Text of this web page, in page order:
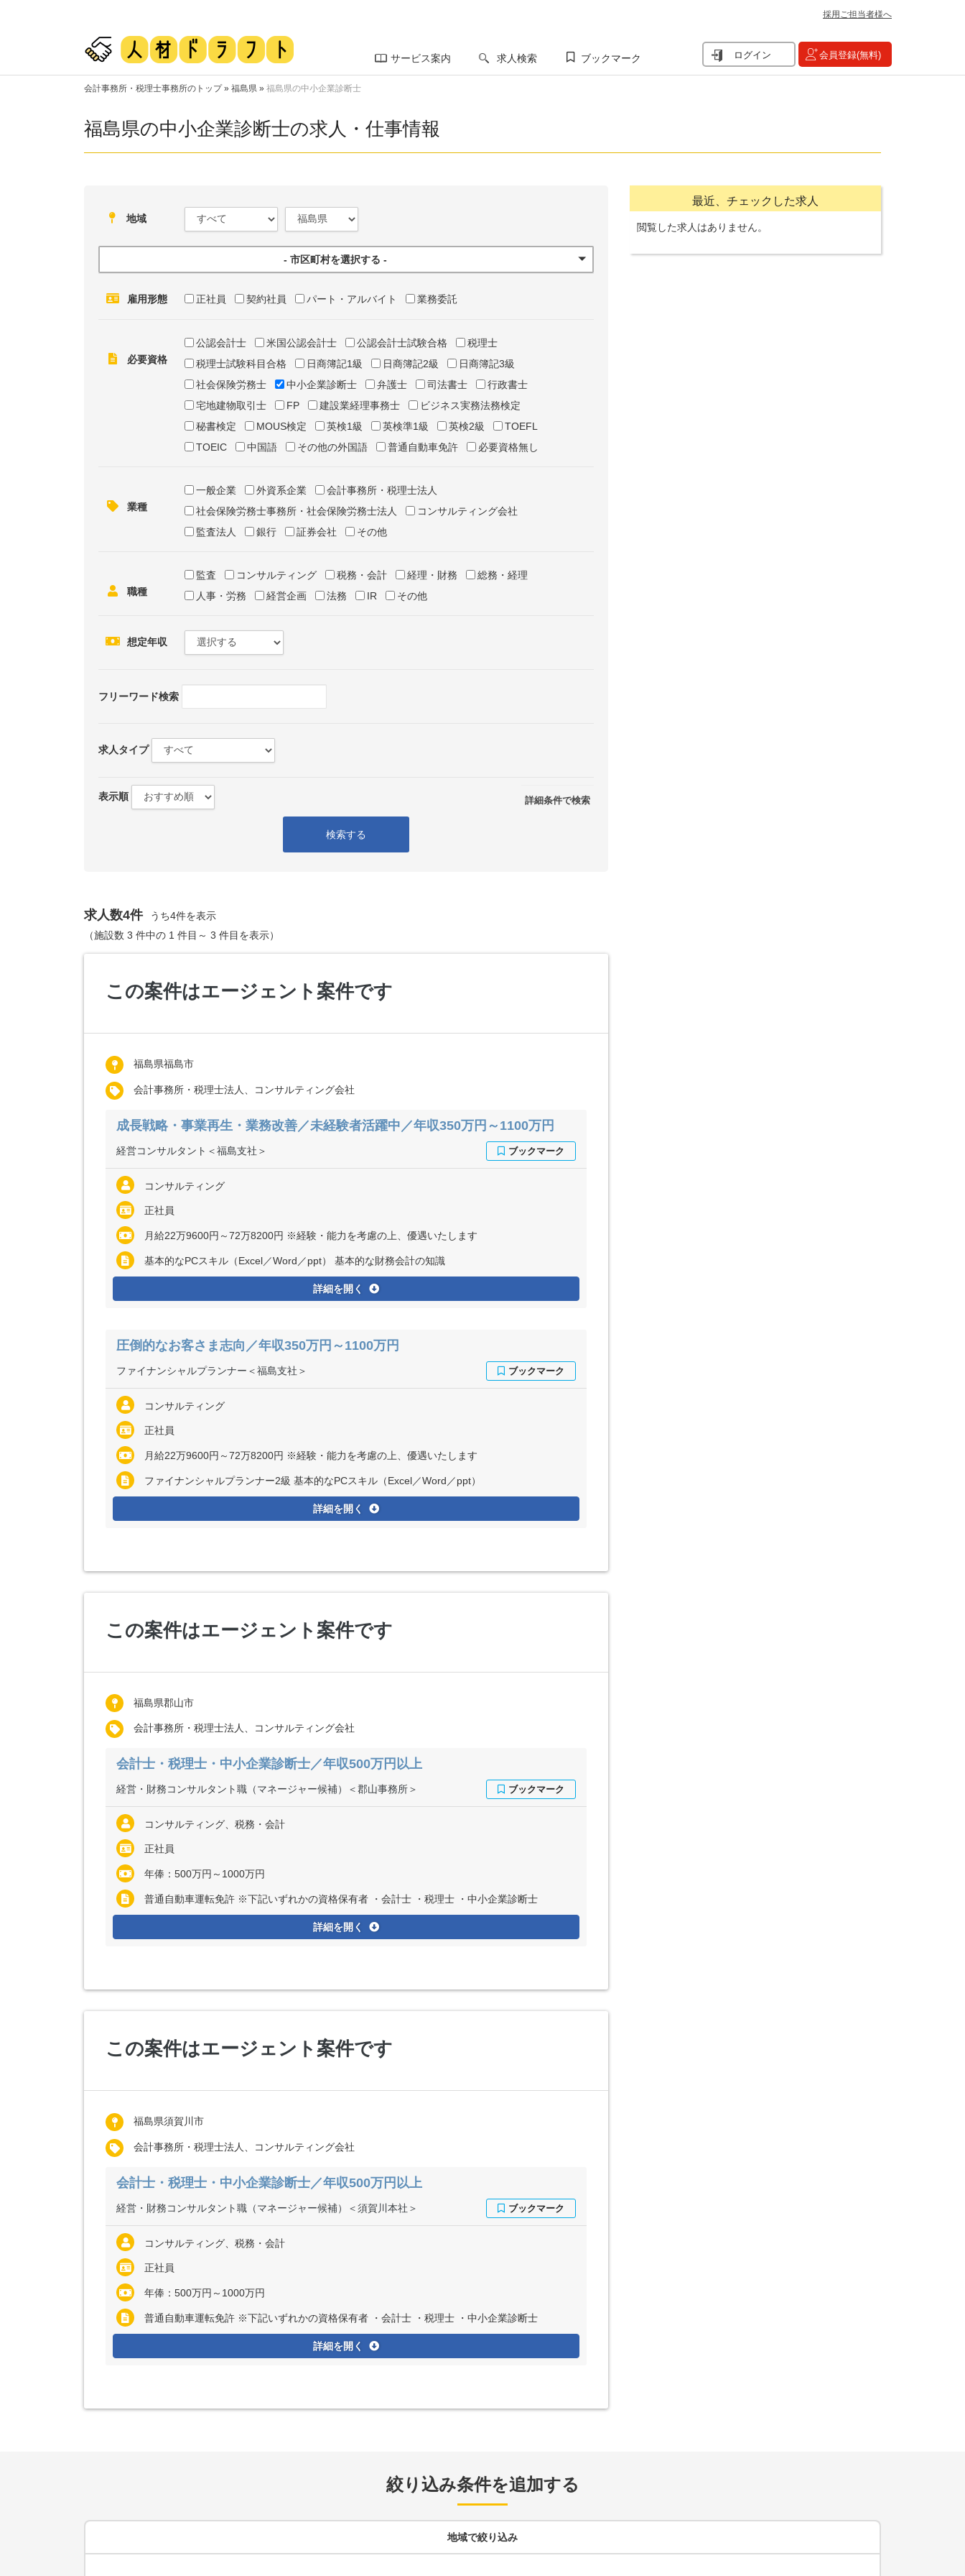
採用ご担当者様へ
サービス案内 求人検索 ブックマーク ログイン 会員登録(無料)
会計事務所・税理士事務所のトップ» 福島県 » 福島県の中小企業診断士
福島県の中小企業診断士の求人・仕事情報
地域
- 市区町村を選択する -
雇用形態 正社員 契約社員 パート・アルバイト 業務委託
必要資格
公認会計士 米国公認会計士 公認会計士試験合格
税理士
税理士試験科目合格
日商簿記1級 日商簿記2級
日商簿記3級
社会保険労務士
中小企業診断士 弁護士 司法書士
行政書士
宅地建物取引士
FP 建設業経理事務士
ビジネス実務法務検定
秘書検定
MOUS検定 英検1級 英検準1級 英検2級
TOEFL
TOEIC
中国語 その他の外国語 普通自動車免許 必要資格無し
業種
一般企業 外資系企業
会計事務所・税理士法人
社会保険労務士事務所・社会保険労務士法人
コンサルティング会社
監査法人
銀行 証券会社 その他
職種
監査 コンサルティング 税務・会計 経理・財務
総務・経理
人事・労務
経営企画 法務 IR その他
想定年収
フリーワード検索
求人タイプ
Show
表示
詳細条件で検索
表示順
検索する
求人数4件
うち4件を表示
（施設数 3 件中の 1 件目～ 3 件目を表示）
この案件はエージェント案件です
福島県福島市
会計事務所・税理士法人、コンサルティング会社
成長戦略・事業再生・業務改善／未経験者活躍中／年収350万円～1100万円
経営コンサルタント＜福島支社＞
コンサルティング
正社員
月給22万9600円～72万8200円 ※経験・能力を考慮の上、優遇いたします
基本的なPCスキル（Excel／Word／ppt） 基本的な財務会計の知識
詳細を開く
圧倒的なお客さま志向／年収350万円～1100万円
ファイナンシャルプランナー＜福島支社＞
コンサルティング
正社員
月給22万9600円～72万8200円 ※経験・能力を考慮の上、優遇いたします
ファイナンシャルプランナー2級 基本的なPCスキル（Excel／Word／ppt）
詳細を開く
この案件はエージェント案件です
福島県郡山市
会計事務所・税理士法人、コンサルティング会社
会計士・税理士・中小企業診断士／年収500万円以上
経営・財務コンサルタント職（マネージャー候補）＜郡山事務所＞
コンサルティング、税務・会計
正社員
年俸：500万円～1000万円
普通自動車運転免許 ※下記いずれかの資格保有者 ・会計士 ・税理士 ・中小企業診断士
詳細を開く
この案件はエージェント案件です
福島県須賀川市
会計事務所・税理士法人、コンサルティング会社
会計士・税理士・中小企業診断士／年収500万円以上
経営・財務コンサルタント職（マネージャー候補）＜須賀川本社＞
コンサルティング、税務・会計
正社員
年俸：500万円～1000万円
普通自動車運転免許 ※下記いずれかの資格保有者 ・会計士 ・税理士 ・中小企業診断士
詳細を開く
最近、チェックした求人
閲覧した求人はありません。
絞り込み条件を追加する
地域で絞り込み